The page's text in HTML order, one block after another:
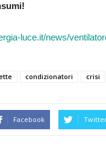
luce.it/news/
condizionatori crisi
Facebook